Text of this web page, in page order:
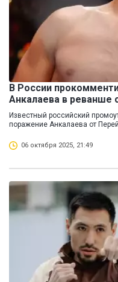
В России
Анкалаева в реванше
Известный российский
поражение Анкалаева от
06 октября 2025, 21:49